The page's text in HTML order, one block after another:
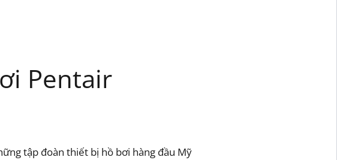
Pentair
tập đoàn thiết bị hồ bơi hàng đầu Mỹ